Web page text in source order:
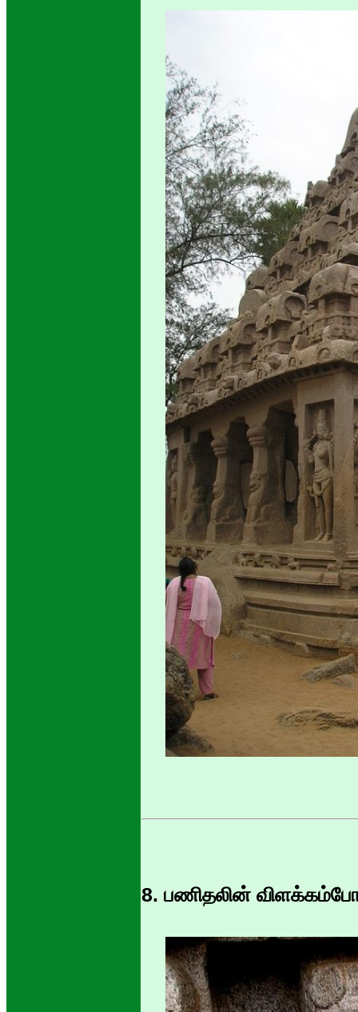
8. பணிதலின்